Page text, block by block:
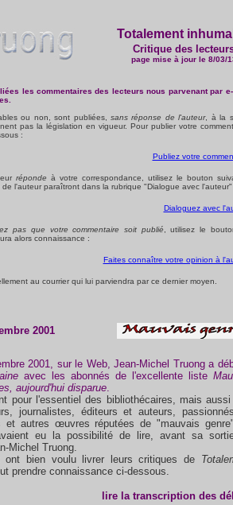
Totalement
Critique des
page mise à jour le 8/03/
les commentaires des lecteurs nous parvenant par
ou non, sont publiées, sans réponse de l'auteur, à la
pas la législation en vigueur. Pour publier votre
:
Publiez votre
réponde à votre correspondance, utilisez le bouton
de l'auteur paraîtront dans la rubrique "Dialogue avec l'auteur"
Dialoguez avec
pas que votre commentaire soit publié , utilisez le
alors connaissance :
Faites connaître votre opinion à
au courrier qui lui parviendra par ce dernier moyen.
2001
2001, sur le Web, Jean-Michel Truong a
avec les abonnés de l'excellente liste
aujourd'hui disparue.
pour l'essentiel des bibliothécaires, mais
journalistes, éditeurs et auteurs,
et autres œuvres réputées de "mauvais
eu la possibilité de lire, avant sa
Michel Truong.
ont bien voulu livrer leurs critiques de
prendre connaissance ci-dessous.
lire la transcription des